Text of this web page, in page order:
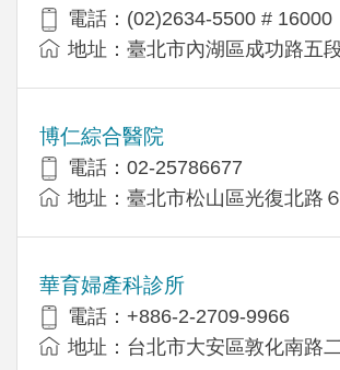
電話：(02)2634-5500 # 16000
地址：臺北市內湖區成功路五
博仁綜合醫院
電話：02-25786677
地址：臺北市松山區光復北路
華育婦產科診所
電話：+886-2-2709-9966
地址：台北市大安區敦化南路